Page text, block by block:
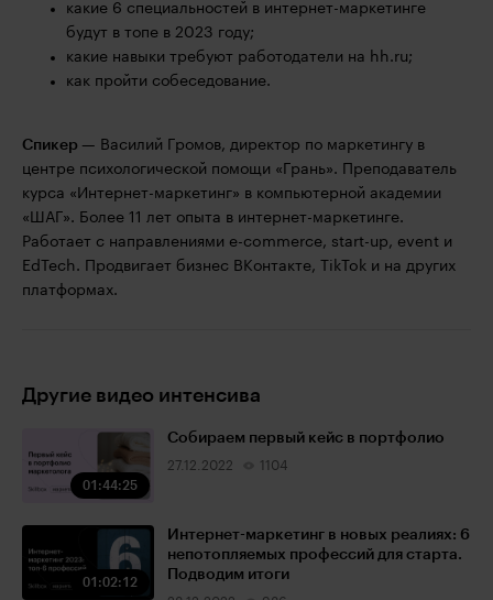
какие 6 специальностей в интернет-маркетинге
будут в топе в 2023 году;
какие навыки требуют работодатели на hh.ru;
как пройти собеседование.
Спикер — Василий Громов, директор по маркетингу в
центре психологической помощи «Грань». Преподаватель
курса «Интернет-маркетинг» в компьютерной академии
«ШАГ». Более 11 лет опыта в интернет-маркетинге.
Работает с направлениями e-commerce, start-up, event и
EdTech. Продвигает бизнес ВКонтакте, TikTok и на других
платформах.
Другие видео интенсива
01:44:25
Собираем первый кейс в портфолио
27.12.2022 1104
01:02:12
Интернет-маркетинг в новых реалиях: 6
непотопляемых профессий для старта.
Подводим итоги